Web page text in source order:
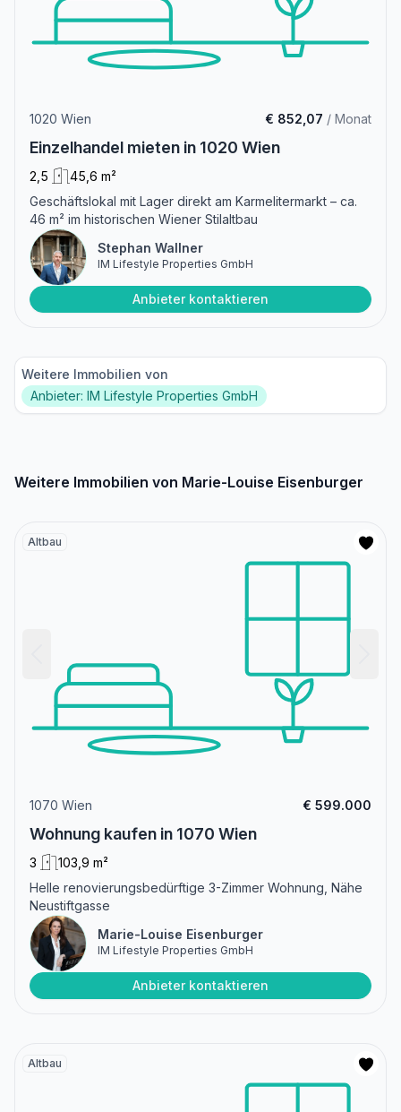
1020 Wien € 852,07 / Monat
Einzelhandel mieten in 1020 Wien
2,5
45,6 m²
Geschäftslokal mit Lager direkt am Karmelitermarkt – ca.
46 m² im historischen Wiener Stilaltbau
Stephan Wallner
IM Lifestyle Properties GmbH
Anbieter kontaktieren
Weitere Immobilien von
Anbieter: IM Lifestyle Properties GmbH
Weitere Immobilien von Marie-Louise Eisenburger
Altbau
1070 Wien € 599.000
Wohnung kaufen in 1070 Wien
3
103,9 m²
Helle renovierungsbedürftige 3-Zimmer Wohnung, Nähe
Neustiftgasse
Marie-Louise Eisenburger
IM Lifestyle Properties GmbH
Anbieter kontaktieren
Altbau